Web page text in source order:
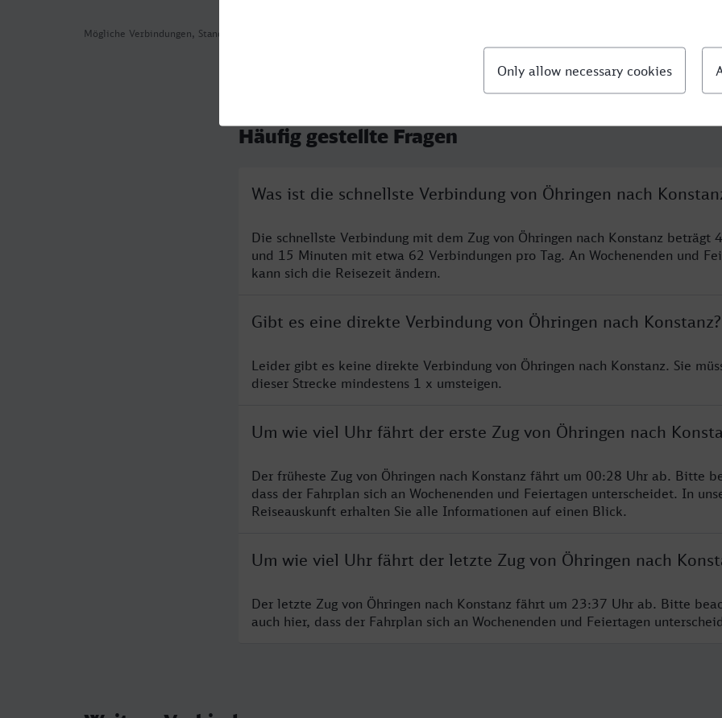
Mögliche Verbindungen, Stand: 2026-08-05 06:08
Häufig gestellte Fragen
Was ist die schnellste Verbindung von Öhringen nach
Die schnellste Verbindung mit dem Zug von Öhringen nach Konstanz beträgt
und 15 Minuten mit etwa 62 Verbindungen pro Tag. An Wochenenden und
kann sich die Reisezeit ändern.
Gibt es eine direkte Verbindung von Öhringen nach Konstanz?
Leider gibt es keine direkte Verbindung von Öhringen nach Konstanz. Sie
dieser Strecke mindestens 1 x umsteigen.
Um wie viel Uhr fährt der erste Zug von Öhringen nach
Der früheste Zug von Öhringen nach Konstanz fährt um 00:28 Uhr ab. Bitte
dass der Fahrplan sich an Wochenenden und Feiertagen unterscheidet. In
Reiseauskunft erhalten Sie alle Informationen auf einen Blick.
Um wie viel Uhr fährt der letzte Zug von Öhringen nach
Der letzte Zug von Öhringen nach Konstanz fährt um 23:37 Uhr ab. Bitte
auch hier, dass der Fahrplan sich an Wochenenden und Feiertagen